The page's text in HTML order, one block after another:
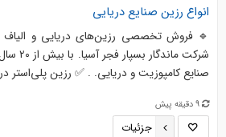
انواع رزین صنایع دریایی
🔹 فروش تخصصی رزین‌های دریایی و
شرکت
صنایع کامپوزیت و دریایی. . ✅ رزین پلی‌استر دریایی
9 دقیقه پیش
جزئیات